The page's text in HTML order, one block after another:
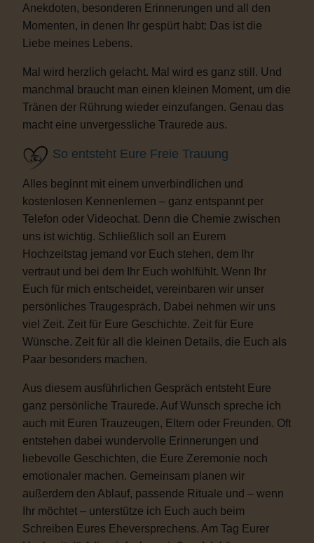
Anekdoten, besonderen Erinnerungen und all den
Momenten, in denen Ihr gespürt habt: Das ist die
Liebe meines Lebens.
Mal wird herzlich gelacht. Mal wird es ganz still. Und
manchmal braucht man einen kleinen Moment, um die
Tränen der Rührung wieder einzufangen. Genau das
macht eine unvergessliche Traurede aus.
So entsteht Eure Freie Trauung
Alles beginnt mit einem unverbindlichen und
kostenlosen Kennenlernen – ganz entspannt per
Telefon oder Videochat. Denn die Chemie zwischen
uns ist wichtig. Schließlich soll an Eurem
Hochzeitstag jemand vor Euch stehen, dem Ihr
vertraut und bei dem Ihr Euch wohlfühlt. Wenn Ihr
Euch für mich entscheidet, vereinbaren wir unser
persönliches Traugespräch. Dabei nehmen wir uns
viel Zeit. Zeit für Eure Geschichte. Zeit für Eure
Wünsche. Zeit für all die kleinen Details, die Euch als
Paar besonders machen.
Aus diesem ausführlichen Gespräch entsteht Eure
ganz persönliche Traurede. Auf Wunsch spreche ich
auch mit Euren Trauzeugen, Eltern oder Freunden. Oft
entstehen dabei wundervolle Erinnerungen und
liebevolle Geschichten, die Eure Zeremonie noch
emotionaler machen. Gemeinsam planen wir
außerdem den Ablauf, passende Rituale und – wenn
Ihr möchtet – unterstütze ich Euch auch beim
Schreiben Eures Eheversprechens. Am Tag Eurer